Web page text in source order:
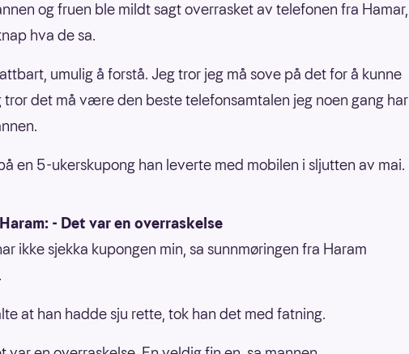
og fruen ble mildt sagt overrasket av telefonen fra Hamar,
hva de sa.
umulig å forstå. Jeg tror jeg må sove på det for å kunne
tror det må være den beste telefonsamtalen jeg noen gang har
en 5-ukerskupong han leverte med mobilen i sljutten av mai.
- Det var en overraskelse
ikke sjekka kupongen min, sa sunnmøringen fra Haram
at han hadde sju rette, tok han det med fatning.